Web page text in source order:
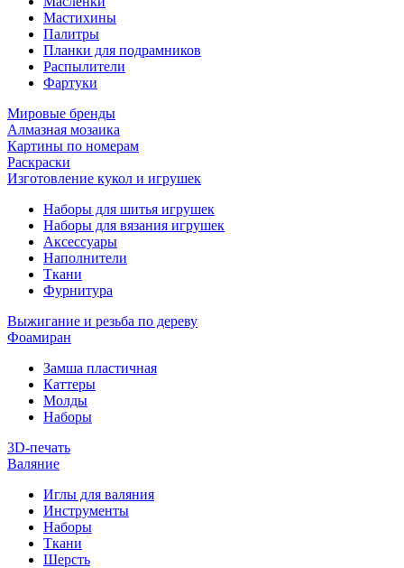
Мастихины
Палитры
Планки для подрамников
Распылители
Фартуки
Мировые бренды
Алмазная мозаика
Картины по номерам
Раскраски
Изготовление кукол и игрушек
Наборы для шитья игрушек
Наборы для вязания игрушек
Аксессуары
Наполнители
Ткани
Фурнитура
Выжигание и резьба по дереву
Фоамиран
Замша пластичная
Каттеры
Молды
Наборы
3D-печать
Валяние
Иглы для валяния
Инструменты
Наборы
Ткани
Шерсть